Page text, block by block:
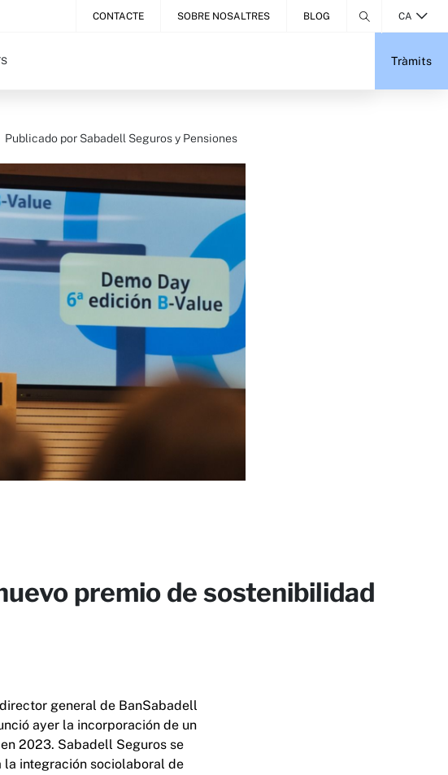
Tràmits
CONTACTE SOBRE NOSALTRES BLOG CA
Publicado por Sabadell Seguros y Pensiones
premio de sostenibilidad
director general de BanSabadell
ayer la incorporación de un
2023. Sabadell Seguros se
la integración sociolaboral de